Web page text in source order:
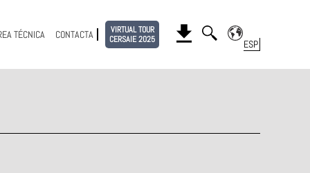
TÉCNICA CONTACTA
VIRTUAL TOUR
CERSAIE 2025